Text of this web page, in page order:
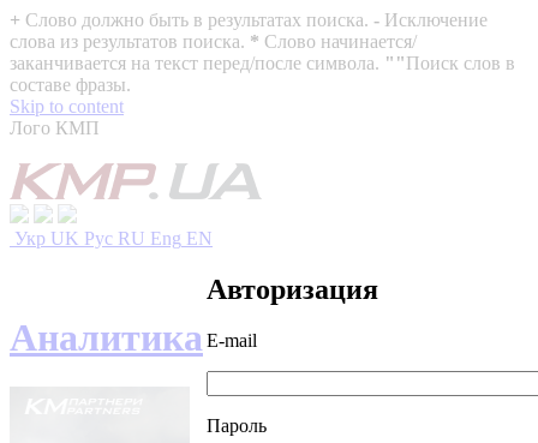
+ Слово должно быть в результатах поиска. - Исключение
слова из результатов поиска. * Слово начинается/
заканчивается на текст перед/после символа. ""Поиск слов в
составе фразы.
Skip to content
Лого КМП
Укр UK Рус RU Eng EN
Авторизация
E-mail
Пароль
Аналитика